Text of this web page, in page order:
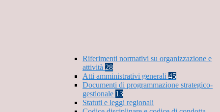
Riferimenti normativi su organizzazione e
attività 28
Atti amministrativi generali 45
Documenti di programmazione strategico-
gestionale 13
Statuti e leggi regionali